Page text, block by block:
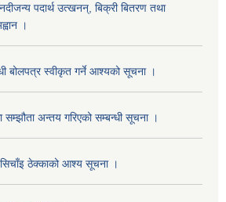
पदार्थ उत्खनन्, बिक्री बितरण तथा
।
बोलपत्र स्वीकृत गर्ने आश्यको सूचना ।
अन्तय गरिएको सम्बन्धी सूचना ।
ठेक्काको आश्य सूचना ।